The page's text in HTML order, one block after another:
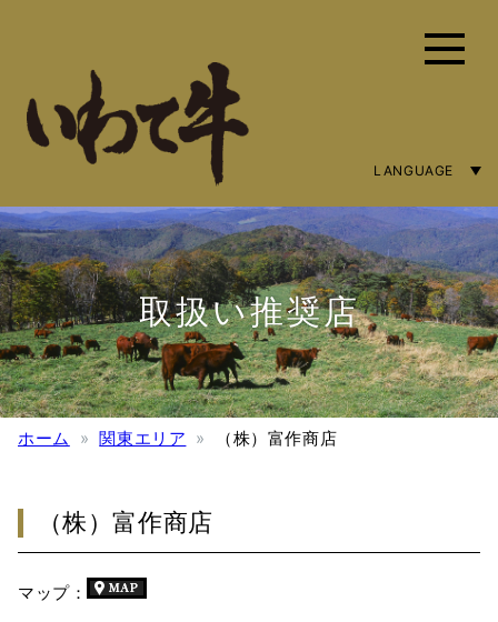
LANGUAGE
取扱い推奨店
ホーム 関東エリア （株）富作商店
（株）富作商店
マップ：